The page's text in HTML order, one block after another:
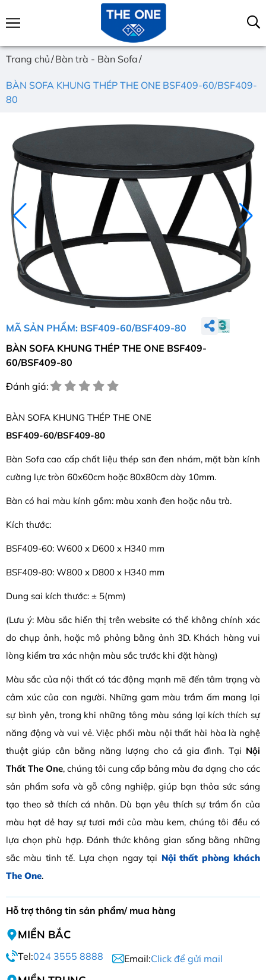
Trang chủ Bàn trà - Bàn Sofa
BÀN SOFA KHUNG THÉP THE ONE BSF409-60/BSF409-
80
MÃ SẢN PHẨM: BSF409-60/BSF409-80
BÀN SOFA KHUNG THÉP THE ONE BSF409-
60/BSF409-80
Đánh giá:
BÀN SOFA KHUNG THÉP THE ONE
BSF409-60/BSF409-80
Bàn Sofa cao cấp chất liệu thép sơn đen nhám, mặt bàn kính
cường lực tròn 60x60cm hoặc 80x80cm dày 10mm.
Bàn có hai màu kính gồm: màu xanh đen hoặc nâu trà.
Kích thước:
BSF409-60: W600 x D600 x H340 mm
BSF409-80: W800 x D800 x H340 mm
Dung sai kích thước: ± 5(mm)
(Lưu ý: Màu sắc hiển thị trên website có thể không chính xác
do chụp ảnh, hoặc mô phỏng bằng ảnh 3D. Khách hàng vui
lòng kiểm tra xác nhận màu sắc trước khi đặt hàng)
Màu sắc của nội thất có tác động mạnh mẽ đến tâm trạng và
cảm xúc của con người. Những gam màu trầm ấm mang lại
sự bình yên, trong khi những tông màu sáng lại kích thích sự
năng động và vui vẻ. Việc phối màu nội thất hài hòa là nghệ
thuật giúp cân bằng năng lượng cho cả gia đình. Tại Nội
Thất The One, chúng tôi cung cấp bảng màu đa dạng cho các
sản phẩm sofa và gỗ công nghiệp, giúp bạn thỏa sức sáng
tạo theo sở thích cá nhân. Dù bạn yêu thích sự trầm ổn của
màu hạt dẻ hay sự tươi mới của màu kem, chúng tôi đều có
lựa chọn phù hợp. Đánh thức không gian sống bằng những
sắc màu tinh tế. Lựa chọn ngay tại Nội thất phòng khách
The One.
Hỗ trợ thông tin sản phẩm/ mua hàng
MIỀN BẮC
Tel:024 3555 8888 Email:Click để gửi mail